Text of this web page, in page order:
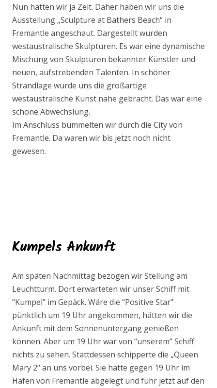
Nun hatten wir ja Zeit. Daher haben wir uns die
Ausstellung „Sculpture at Bathers Beach“ in
Fremantle angeschaut. Dargestellt wurden
westaustralische Skulpturen. Es war eine dynamische
Mischung von Skulpturen bekannter Künstler und
neuen, aufstrebenden Talenten. In schöner
Strandlage wurde uns die großartige
westaustralische Kunst nahe gebracht. Das war eine
schöne Abwechslung.
Im Anschluss bummelten wir durch die City von
Fremantle. Da waren wir bis jetzt noch nicht
gewesen.
Kumpels Ankunft
Am späten Nachmittag bezogen wir Stellung am
Leuchtturm. Dort erwarteten wir unser Schiff mit
“Kumpel” im Gepäck. Wäre die “Positive Star”
pünktlich um 19 Uhr angekommen, hätten wir die
Ankunft mit dem Sonnenuntergang genießen
können. Aber um 19 Uhr war von “unserem” Schiff
nichts zu sehen. Stattdessen schipperte die „Queen
Mary 2“ an uns vorbei. Sie hatte gegen 19 Uhr im
Hafen von Fremantle abgelegt und fuhr jetzt auf den